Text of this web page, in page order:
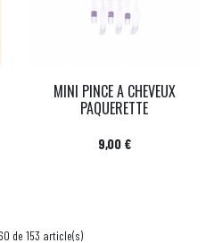
MINI PINCE A CHEVEUX
PAQUERETTE
Prix
9,00 €
de 153 article(s)